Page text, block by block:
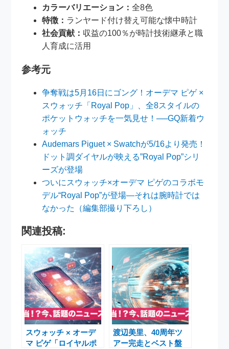
カラーバリエーション：全8色
特徴： ランヤード付け替え可能な懐中時計
社会貢献： 収益の100％が時計技術継承と職
人育成に活用
参考元
争奪戦は5月16日にゴング！オーデマ ピゲ ×
スウォッチ「Royal Pop」、全8スタイルの
ポケットウォッチを一気見せ！──GQ新着ウ
ォッチ
Audemars Piguet × Swatchが5/16より発売！
ドット調ダイヤルが映える”Royal Pop”シリ
ーズが登場
ついにスウォッチ×オーデマ ピゲのコラボモ
デル“Royal Pop”が登場―それは腕時計では
なかった（編集部撮り下ろし）
関連投稿:
スウォッチ × オーデ
マ ピゲ「ロイヤルポ
渡辺美里、40周年ツ
アー完走とベスト盤